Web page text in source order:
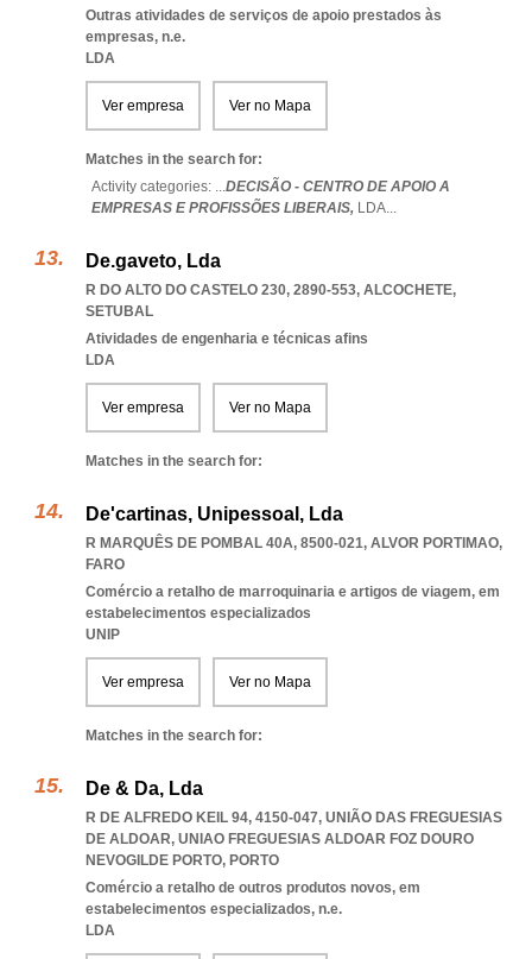
Outras atividades de serviços de apoio prestados às
empresas, n.e.
LDA
Ver empresa Ver no Mapa
Matches in the search for:
Activity categories: ...DECISÃO - CENTRO DE APOIO A
EMPRESAS E PROFISSÕES LIBERAIS, LDA...
De.gaveto, Lda
R DO ALTO DO CASTELO 230, 2890-553, ALCOCHETE,
SETUBAL
Atividades de engenharia e técnicas afins
LDA
Ver empresa Ver no Mapa
Matches in the search for:
De'cartinas, Unipessoal, Lda
R MARQUÊS DE POMBAL 40A, 8500-021, ALVOR PORTIMAO,
FARO
Comércio a retalho de marroquinaria e artigos de viagem, em
estabelecimentos especializados
UNIP
Ver empresa Ver no Mapa
Matches in the search for:
De & Da, Lda
R DE ALFREDO KEIL 94, 4150-047, UNIÃO DAS FREGUESIAS
DE ALDOAR, UNIAO FREGUESIAS ALDOAR FOZ DOURO
NEVOGILDE PORTO, PORTO
Comércio a retalho de outros produtos novos, em
estabelecimentos especializados, n.e.
LDA